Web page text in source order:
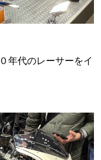
年代のレーサーをイ